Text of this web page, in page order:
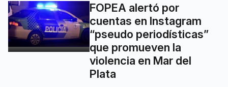
FOPEA alertó por
cuentas en Instagram
“pseudo periodísticas”
que promueven la
violencia en Mar del
Plata